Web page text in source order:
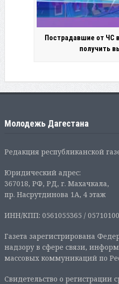
Пострадавшие от ЧС
получить
Молодежь Дагестана
Редакция республиканской
Юридический адрес:
367018, РФ, РД, г. Махачкала,
пр. Насрутдинова 1А, 4 этаж
ИНН/КПП: 0561055365 /
Газета зарегистрирована
надзору в сфере связи,
массовых коммуникаций по
Свидетельство о регистрации